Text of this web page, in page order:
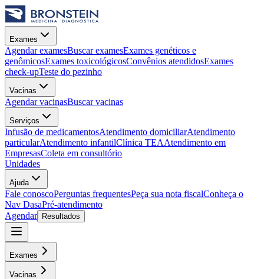
Exames
Agendar examesBuscar examesExames genéticos e
genômicosExames toxicológicosConvênios atendidosExames
check-upTeste do pezinho
Vacinas
Agendar vacinasBuscar vacinas
Serviços
Infusão de medicamentosAtendimento domiciliarAtendimento
particularAtendimento infantilClínica TEAAtendimento em
EmpresasColeta em consultório
Unidades
Ajuda
Fale conoscoPerguntas frequentesPeça sua nota fiscalConheça o
Nav DasaPré-atendimento
Agendar
Resultados
Exames
Vacinas